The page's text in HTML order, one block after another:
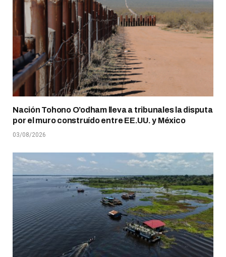
Nación Tohono O’odham lleva a tribunales la disputa
por el muro construído entre EE.UU. y México
03/08/2026